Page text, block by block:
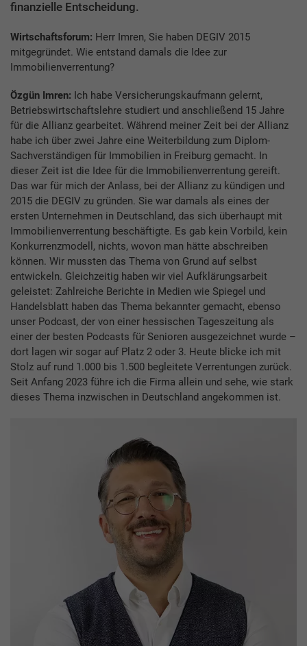
finanzielle Entscheidung.
Wirtschaftsforum: Herr Imren, Sie haben DEGIV 2015
mitgegründet. Wie entstand damals die Idee zur
Immobilienverrentung?
Özgün Imren: Ich habe Versicherungskaufmann gelernt,
Betriebswirtschaftslehre studiert und anschließend 15 Jahre
für die Allianz gearbeitet. Während meiner Zeit bei der Allianz
habe ich über zwei Jahre eine Weiterbildung zum Diplom-
Sachverständigen für Immobilien in Freiburg gemacht. In
dieser Zeit ist die Idee für die Immobilienverrentung gereift.
Das war für mich der Anlass, bei der Allianz zu kündigen und
2015 die DEGIV zu gründen. Sie war damals als eines der
ersten Unternehmen in Deutschland, das sich überhaupt mit
Immobilienverrentung beschäftigte. Es gab kein Vorbild, kein
Konkurrenzmodell, nichts, wovon man hätte abschreiben
können. Wir mussten das Thema von Grund auf selbst
entwickeln. Gleichzeitig haben wir viel Aufklärungsarbeit
geleistet: Zahlreiche Berichte in Medien wie Spiegel und
Handelsblatt haben das Thema bekannter gemacht, ebenso
unser Podcast, der von einer hessischen Tageszeitung als
einer der besten Podcasts für Senioren ausgezeichnet wurde –
dort lagen wir sogar auf Platz 2 oder 3. Heute blicke ich mit
Stolz auf rund 1.000 bis 1.500 begleitete Verrentungen zurück.
Seit Anfang 2023 führe ich die Firma allein und sehe, wie stark
dieses Thema inzwischen in Deutschland angekommen ist.